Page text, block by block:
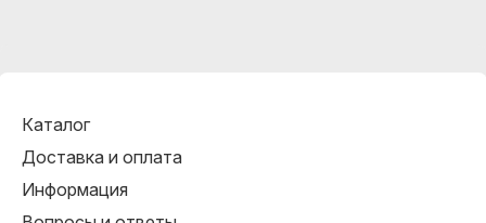
Каталог
Доставка и оплата
Информация